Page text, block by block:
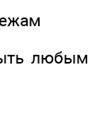
любым